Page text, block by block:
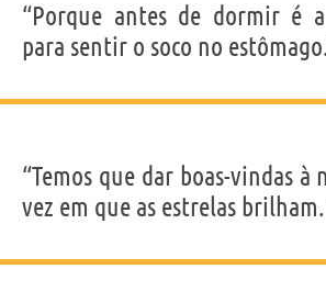
“Porque antes de dormir é
para sentir o soco no
“Temos que dar boas-vindas à
vez em que as estrelas